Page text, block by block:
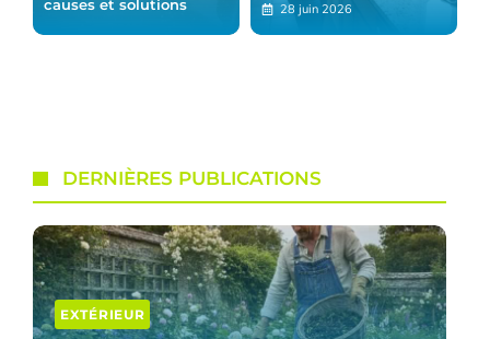
causes et solutions
28 juin 2026
DERNIÈRES PUBLICATIONS
EXTÉRIEUR